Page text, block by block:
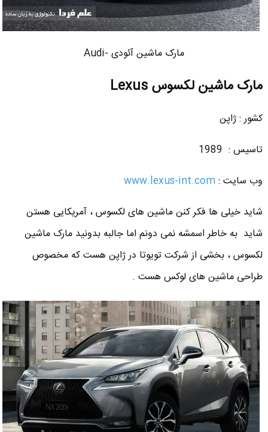
مارک ماشین آئودی -Audi
مارک ماشین لکسوس Lexus
کشور : ژاپن
تاسیس : 1989
وب سایت :www.lexus-int.com
شاید خیلی ها فکر کنن ماشین های لکسوس ، آمریکایی هستن
شاید به خاطر اسمشه نمی دونم اما جالبه بدونید مارک ماشین
لکسوس ، بخشی از شرکت تویوتا در ژاپن هست که مخصوص
طراحی ماشین های لوکس هست .